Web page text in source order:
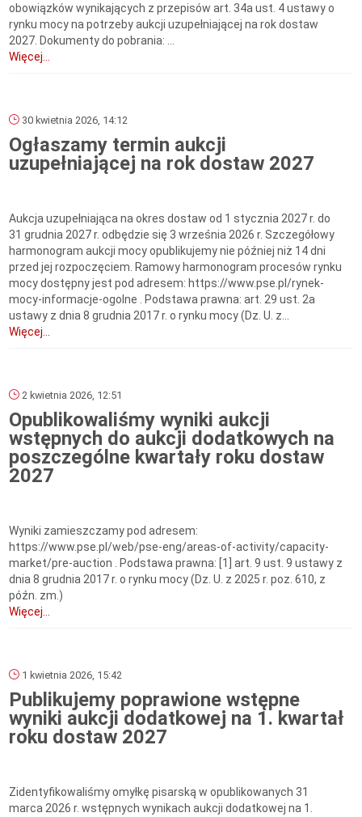
obowiązków wynikających z przepisów art. 34a ust. 4 ustawy o
rynku mocy na potrzeby aukcji uzupełniającej na rok dostaw
2027. Dokumenty do pobrania: ...
Więcej...
30 kwietnia 2026, 14:12
Ogłaszamy termin aukcji
uzupełniającej na rok dostaw 2027
Aukcja uzupełniająca na okres dostaw od 1 stycznia 2027 r. do
31 grudnia 2027 r. odbędzie się 3 września 2026 r. Szczegółowy
harmonogram aukcji mocy opublikujemy nie później niż 14 dni
przed jej rozpoczęciem. Ramowy harmonogram procesów rynku
mocy dostępny jest pod adresem: https://www.pse.pl/rynek-
mocy-informacje-ogolne . Podstawa prawna: art. 29 ust. 2a
ustawy z dnia 8 grudnia 2017 r. o rynku mocy (Dz. U. z...
Więcej...
2 kwietnia 2026, 12:51
Opublikowaliśmy wyniki aukcji
wstępnych do aukcji dodatkowych na
poszczególne kwartały roku dostaw
2027
Wyniki zamieszczamy pod adresem:
https://www.pse.pl/web/pse-eng/areas-of-activity/capacity-
market/pre-auction . Podstawa prawna: [1] art. 9 ust. 9 ustawy z
dnia 8 grudnia 2017 r. o rynku mocy (Dz. U. z 2025 r. poz. 610, z
późn. zm.)
Więcej...
1 kwietnia 2026, 15:42
Publikujemy poprawione wstępne
wyniki aukcji dodatkowej na 1. kwartał
roku dostaw 2027
Zidentyfikowaliśmy omyłkę pisarską w opublikowanych 31
marca 2026 r. wstępnych wynikach aukcji dodatkowej na 1.